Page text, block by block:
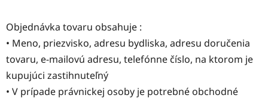
Objednávka tovaru obsahuje :
• Meno, priezvisko, adresu bydliska, adresu doručenia
tovaru, e-mailovú adresu, telefónne číslo, na ktorom je
kupujúci zastihnuteľný
• V prípade právnickej osoby je potrebné obchodné